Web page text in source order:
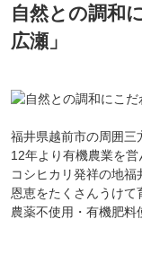
自然との調和
広瀬」
福井県越前市の周囲三
12年より有機農業を営
コシヒカリ発祥の地
恩恵をたくさんうけて
農薬不使用・有機肥料